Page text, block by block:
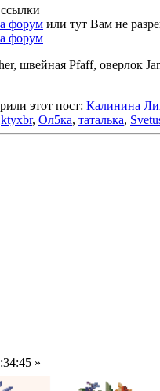
форум или тут Вам не
форум
швейная Pfaff, оверлок
этот пост: Калинина
ktyxbr, Ол5ка, таталька,
»